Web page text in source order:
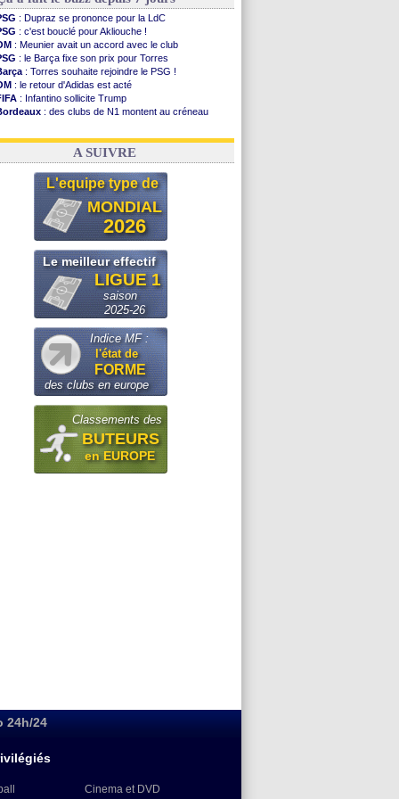
: Dupraz se prononce pour la LdC
: c'est bouclé pour Akliouche !
: Meunier avait un accord avec le club
: le Barça fixe son prix pour Torres
: Torres souhaite rejoindre le PSG !
: le retour d'Adidas est acté
: Infantino sollicite Trump
: des clubs de N1 montent au créneau
: le démenti de Leipzig pour Diomandé
A SUIVRE
L'equipe type de
MONDIAL
2026
Le meilleur effectif
LIGUE 1
saison
2025-26
Indice MF :
l'état de
FORME
des clubs en europe
Classements des
BUTEURS
en EUROPE
24h/24
Cinema et DVD